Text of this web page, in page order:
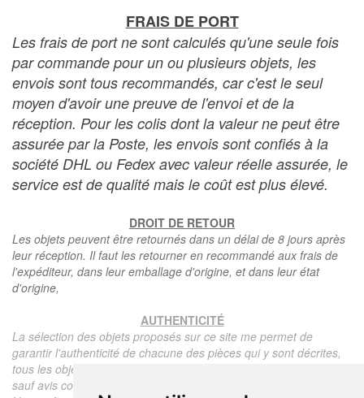
FRAIS DE PORT
Les frais de port ne sont calculés qu'une seule fois
par commande pour un ou plusieurs objets, les
envois sont tous recommandés, car c'est le seul
moyen d'avoir une preuve de l'envoi et de la
réception. Pour les colis dont la valeur ne peut être
assurée par la Poste, les envois sont confiés à la
société DHL ou Fedex avec valeur réelle assurée, le
service est de qualité mais le coût est plus élevé.
DROIT DE RETOUR
Les objets peuvent être retournés dans un délai de 8 jours après
leur réception. Il faut les retourner en recommandé aux frais de
l'expéditeur, dans leur emballage d'origine, et dans leur état
d'origine,
AUTHENTICITÉ
La sélection des objets proposés sur ce site me permet de
garantir l'authenticité de chacune des pièces qui y sont décrites,
tous les objets proposés sont garantis d'époque et authentiques,
sauf avis contraire ou restriction dans la description.